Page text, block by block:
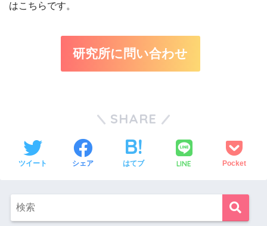
はこちらです。
研究所に問い合わせ
SHARE
ツイート シェア はてブ LINE Pocket